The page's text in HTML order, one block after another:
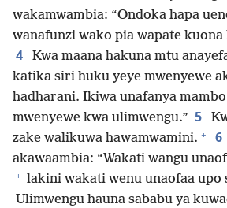
wakamwambia: “Ondoka hapa
wanafunzi wako pia wapate kuona
4
Kwa maana hakuna mtu
katika siri huku yeye mwenyewe
hadharani. Ikiwa unafanya
mwenyewe kwa ulimwengu.” 5
zake walikuwa hawamwamini. + 6
akawaambia: “Wakati wangu
+ lakini wakati wenu unaofaa upo
Ulimwengu hauna sababu ya